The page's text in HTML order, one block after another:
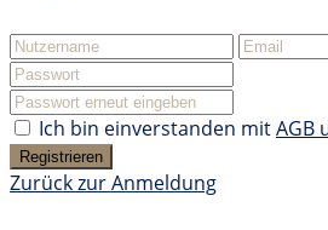
Ich bin einverstanden mitAGB
Registrieren
Zurück zur Anmeldung